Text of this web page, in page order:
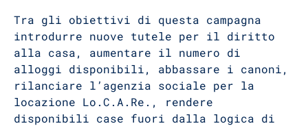
Tra gli obiettivi di questa campagna
introdurre nuove tutele per il diritto
alla casa, aumentare il numero di
alloggi disponibili, abbassare i canoni,
rilanciare l’agenzia sociale per la
locazione Lo.C.A.Re., rendere
disponibili case fuori dalla logica di